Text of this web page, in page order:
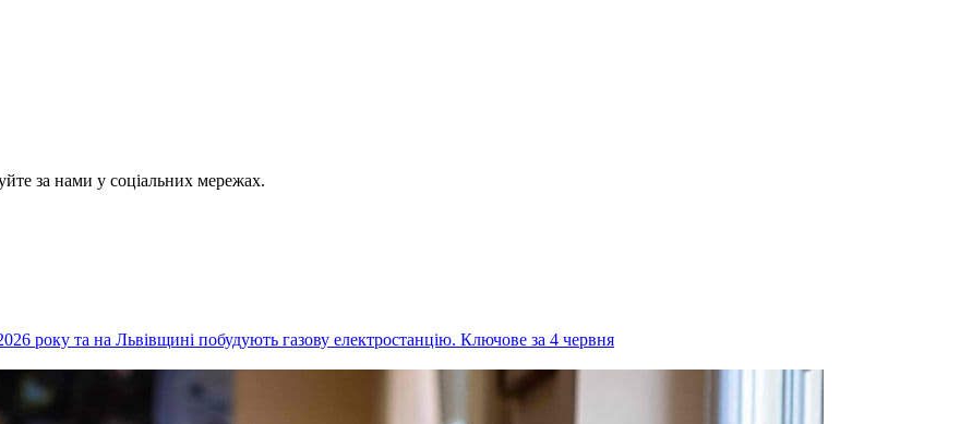
за нами у соціальних мережах.
року та на Львівщині побудують газову електростанцію. Ключове за 4 червня